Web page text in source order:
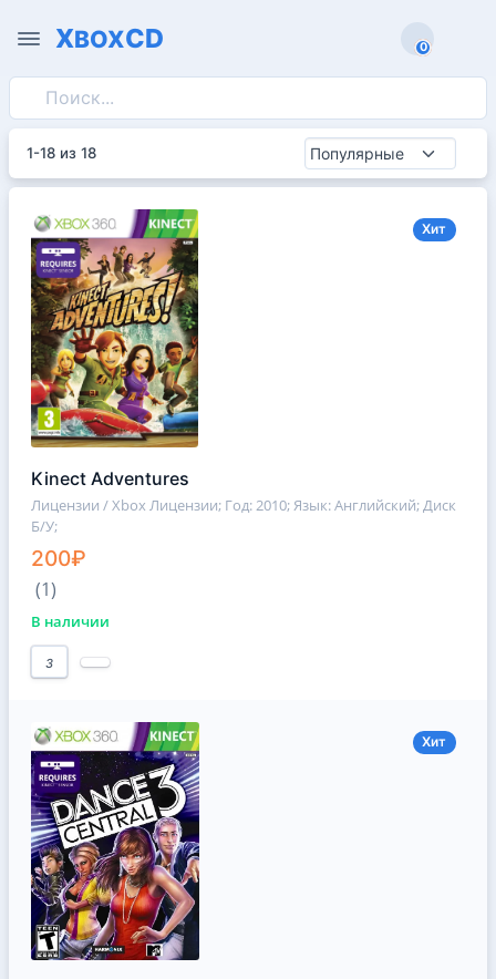
XBOXCD 0
0
1-18 из 18
Хит
Kinect Adventures
Лицензии / Xbox Лицензии; Год: 2010; Язык: Английский; Диск
Б/У;
200₽
(1)
В наличии
3
Хит